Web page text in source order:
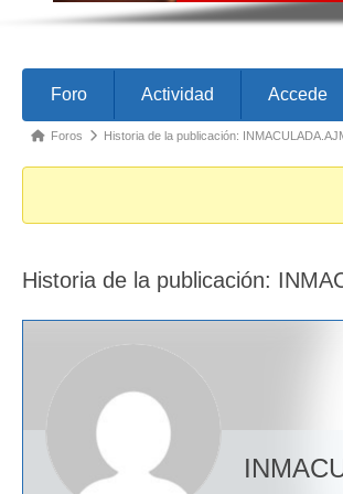
Foro Actividad Accede
-
You
here:
Foros Historia de la publicación:
Historia de la publicación: